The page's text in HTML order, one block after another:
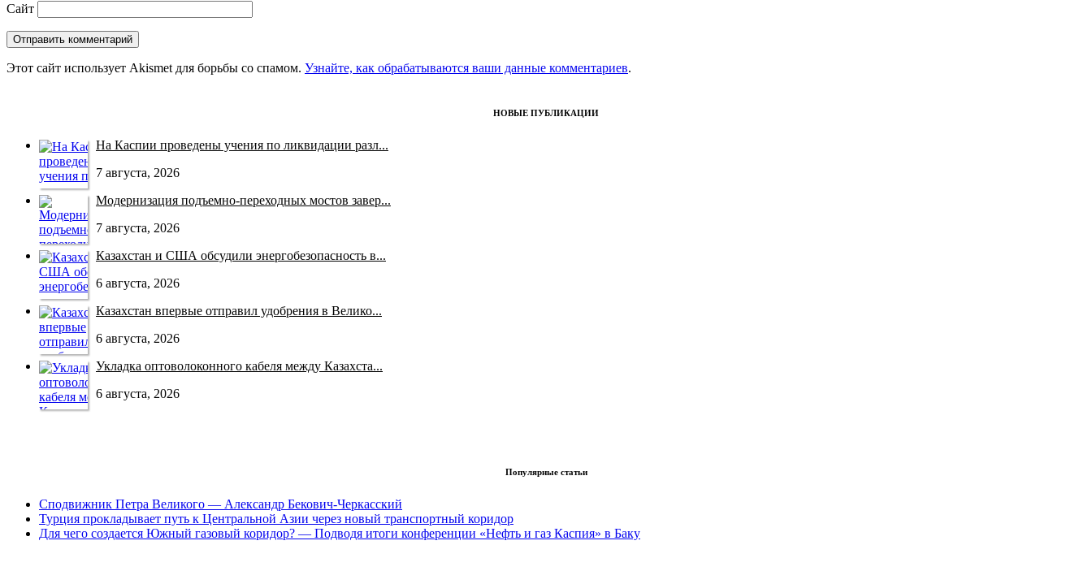
Сайт
Этот сайт использует Akismet для борьбы со спамом. Узнайте, как обрабатываются ваши данные комментариев.
НОВЫЕ ПУБЛИКАЦИИ
На Каспии проведены учения по ликвидации разл...
7 августа, 2026
Модернизация подъемно-переходных мостов завер...
7 августа, 2026
Казахстан и США обсудили энергобезопасность в...
6 августа, 2026
Казахстан впервые отправил удобрения в Велико...
6 августа, 2026
Укладка оптоволоконного кабеля между Казахста...
6 августа, 2026
Популярные статьи
Сподвижник Петра Великого — Александр Бекович-Черкасский
Турция прокладывает путь к Центральной Азии через новый транспортный коридор
Для чего создается Южный газовый коридор? — Подводя итоги конференции «Нефть и газ Каспия» в Баку